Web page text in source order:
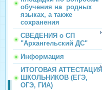
обучения на родных
языках, а также
сохранения
СВЕДЕНИЯ о СП
"Архангельский ДС"
Информация
ИТОГОВАЯ АТТЕСТАЦИЯ
ШКОЛЬНИКОВ (ЕГЭ,
ОГЭ, ГИА)